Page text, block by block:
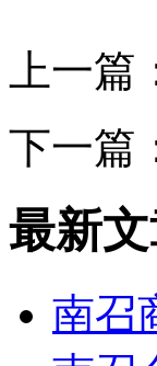
上一篇
下一篇
最新
南召